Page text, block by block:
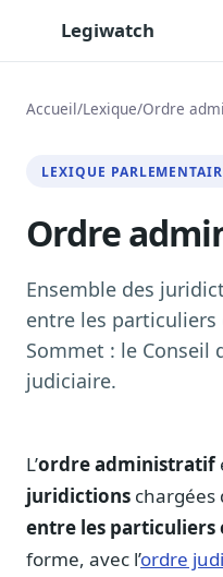
Legiwatch
Posez vos questions,
Transcriptions IA
Toutes les séances AN/
Synthèses IA
Résumés automatiques
Veille des matinales
9 interviews politiques,
Exports & livrables
Notes, briefings,
Fiches
Parcours, mandats,
Accueil/Lexique/Ordre
LEXIQUE
Ordre
Ensemble des
entre les
Sommet : le Conseil
judiciaire.
L’ordre administratif
juridictions chargées
entre les particuliers
forme, avec l’ordre